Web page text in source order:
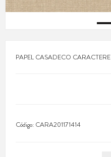
PAPEL CASADECO CARACTERE
Código: CARA201171414